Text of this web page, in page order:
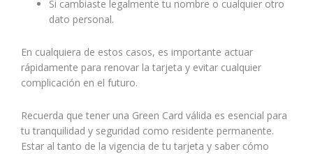
Si cambiaste legalmente tu nombre o cualquier otro
dato personal.
En cualquiera de estos casos, es importante actuar
rápidamente para renovar la tarjeta y evitar cualquier
complicación en el futuro.
Recuerda que tener una Green Card válida es esencial para
tu tranquilidad y seguridad como residente permanente.
Estar al tanto de la vigencia de tu tarjeta y saber cómo